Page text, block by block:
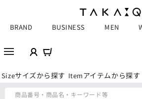
BRAND BUSINESS MEN
Sizeサイズから探す Itemアイテムから探す
商品番号・商品名・キーワード等